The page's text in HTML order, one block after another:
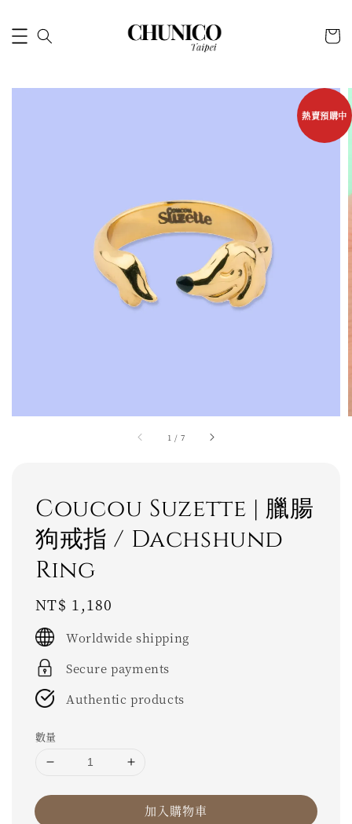
1 / 7
熱賣預購中
Coucou Suzette | 臘腸
狗戒指 / Dachshund
Ring
Regular
price
NT$ 1,180
Worldwide shipping
Secure payments
Authentic products
數量
加入購物車